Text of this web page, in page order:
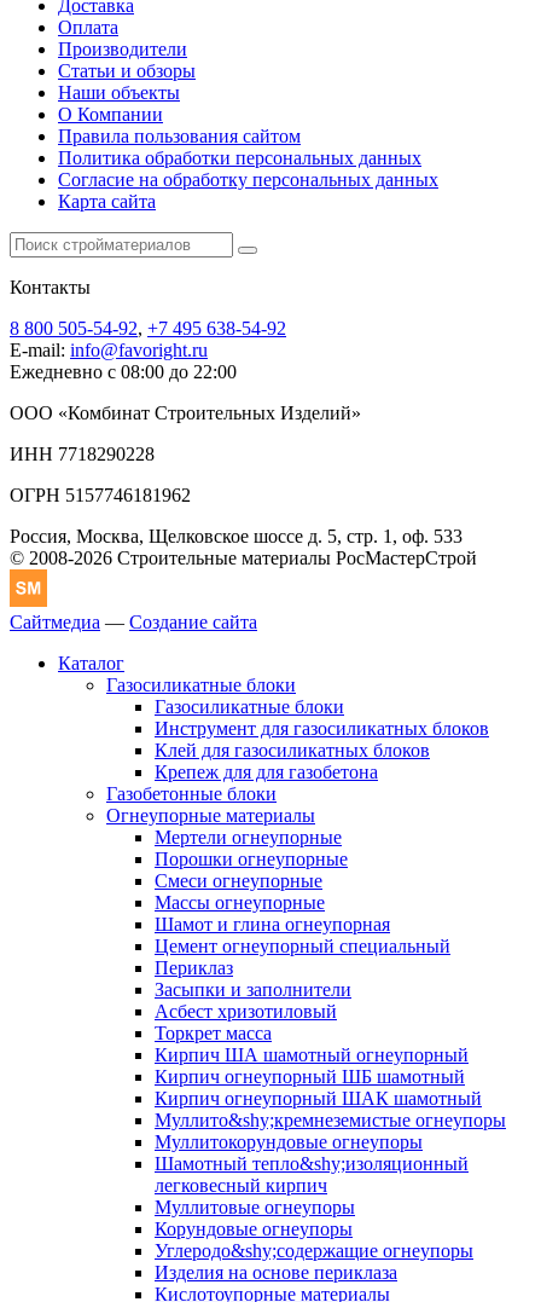
Доставка
Оплата
Производители
Статьи и обзоры
Наши объекты
О Компании
Правила пользования сайтом
Политика обработки персональных данных
Согласие на обработку персональных данных
Карта сайта
Контакты
8 800 505-54-92, +7 495 638-54-92
E-mail: info@favoright.ru
Ежедневно с 08:00 до 22:00
ООО «Комбинат Строительных Изделий»
ИНН 7718290228
ОГРН 5157746181962
Россия, Москва, Щелковское шоссе д. 5, стр. 1, оф. 533
© 2008-2026 Строительные материалы РосМастерСтрой
Сайтмедиа — Создание сайта
Каталог
Газосиликатные блоки
Газосиликатные блоки
Инструмент для газосиликатных блоков
Клей для газосиликатных блоков
Крепеж для для газобетона
Газобетонные блоки
Огнеупорные материалы
Мертели огнеупорные
Порошки огнеупорные
Смеси огнеупорные
Массы огнеупорные
Шамот и глина огнеупорная
Цемент огнеупорный специальный
Периклаз
Засыпки и заполнители
Асбест хризотиловый
Торкрет масса
Кирпич ША шамотный огнеупорный
Кирпич огнеупорный ШБ шамотный
Кирпич огнеупорный ШАК шамотный
Муллито&shy;­кремнеземистые огнеупоры
Муллито­корундовые огнеупоры
Шамотный тепло&shy;изоляционный
легковесный кирпич
Муллитовые огнеупоры
Корундовые огнеупоры
Углеродо&shy;содержащие огнеупоры
Изделия на основе периклаза
Кислотоупорные материалы